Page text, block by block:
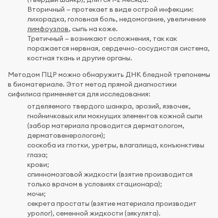
Вторичный — протекает в виде острой инфекции:
лихорадка, головная боль, недомогание, увеличение
лимфоузлов, сыпь на коже.
Третичный — возникают осложнения, так как
поражается нервная, сердечно-сосудистая система,
костная ткань и другие органы.
Методом ПЦР можно обнаружить ДНК бледной трепонемы
в биоматериале. Этот метод прямой диагностики
сифилиса применяется для исследования:
отделяемого твердого шанкра, эрозий, язвочек,
гнойничковых или мокнущих элементов кожной сыпи
(забор материала проводится дерматологом,
дерматовенерологом);
соскоба из глотки, уретры, влагалища, конъюнктивы
глаза;
крови;
спинномозговой жидкости (взятие производится
только врачом в условиях стационара);
мочи;
секрета простаты (взятие материала производит
уролог), семенной жидкости (эякулята).